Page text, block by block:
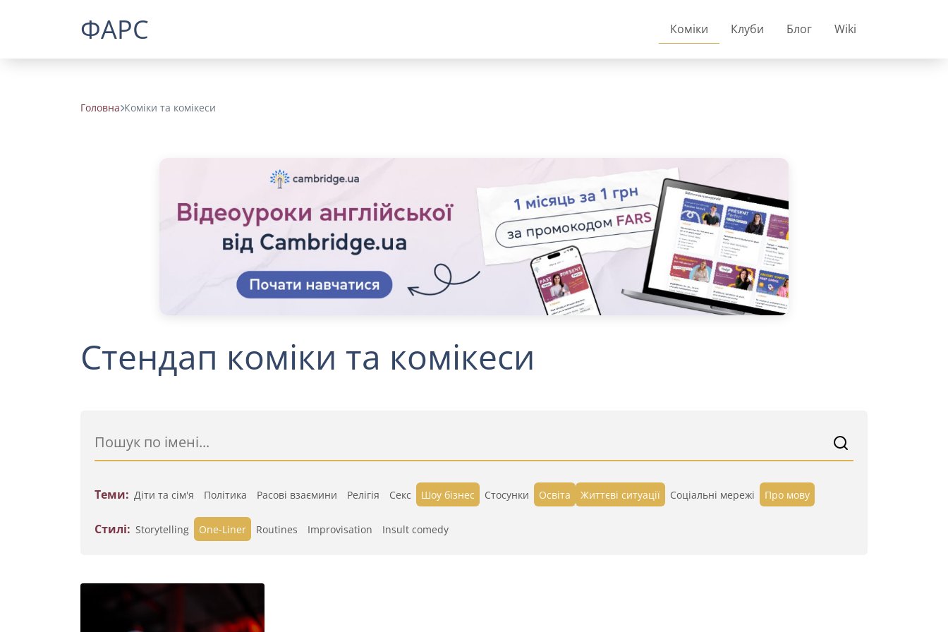
ФАРС Коміки Клуби Блог Wiki
Головна Коміки та комікеси
Стендап коміки та комікеси
Теми: Діти та сім'я Політика Расові взаємини Релігія Секс Шоу бізнес Стосунки Освіта Життєві ситуації Cоціальні мережі Про мову
Стилі: Storytelling One-Liner Routines Improvisation Insult comedy